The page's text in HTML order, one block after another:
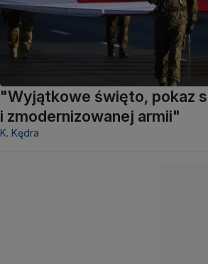
"Wyjątkowe święto, pokaz
i zmodernizowanej armii"
K. Kędra